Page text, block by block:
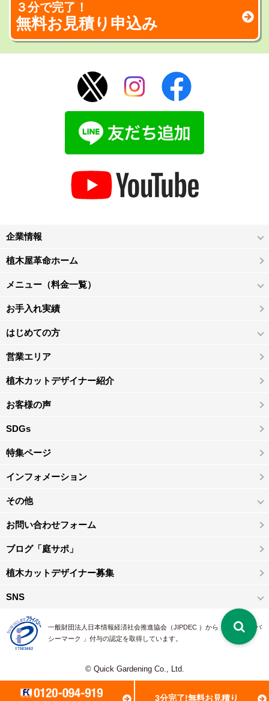
3分完了!無料お見積り
３分で完了！
無料お見積り申込み
企業情報
植木屋革命ホーム
メニュー（料金一覧）
お手入れ実績
はじめての方
営業エリア
植木カットデザイナー紹介
お客様の声
SDGs
特集ページ
インフォメーション
その他
お問い合わせフォーム
ブログ「庭サポ」
植木カットデザイナー募集
SNS
一般財団法人日本情報経済社会推進協会（JIPDEC ）から 、「 プライバ
シーマーク 」付与の認定を取得しています。
© Quick Gardening Co., Ltd.